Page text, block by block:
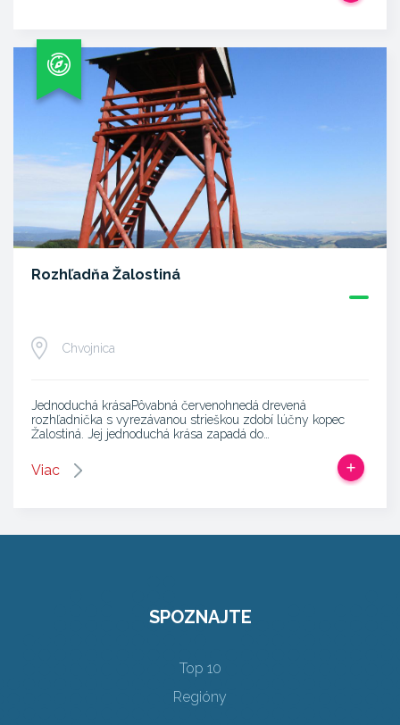
Rozhľadňa Žalostiná
Chvojnica
Jednoduchá krásaPôvabná červenohnedá drevená
rozhľadnička s vyrezávanou strieškou zdobí lúčny kopec
Žalostiná. Jej jednoduchá krása zapadá do…
Viac
SPOZNAJTE
Top 10
Regióny